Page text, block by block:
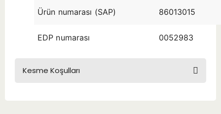
Ürün numarası (SAP) 86013015
EDP numarası 0052983
Kesme Koşulları